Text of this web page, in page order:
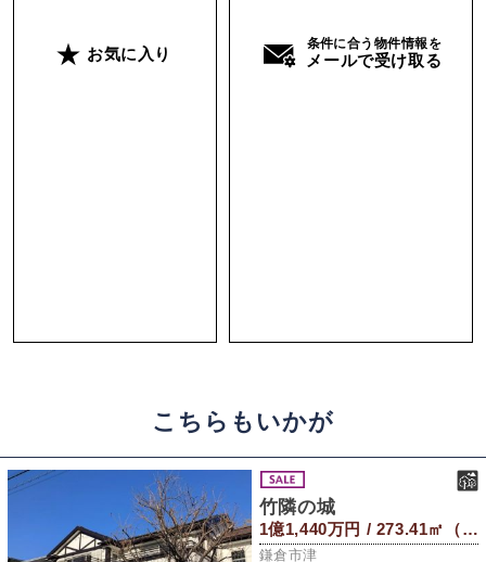
お気に入り
条件に合う物件情報を
メールで受け取る
こちらもいかが
竹隣の城
1億1,440万円 / 273.41㎡（建物） 441.22㎡（敷地）
鎌倉市津